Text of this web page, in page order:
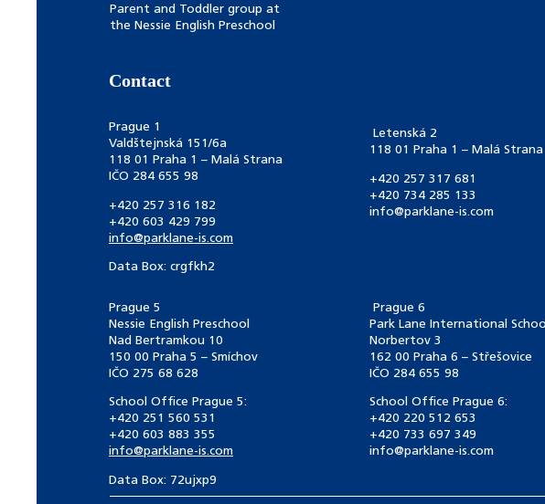
Parent and Toddler group at
the Nessie English Preschool
Contact
Prague 1
Valdštejnská 151/6a
118 01 Praha 1 – Malá Strana
IČO 284 655 98
+420 257 316 182
+420 603 429 799
info@parklane-is.com
Data Box: crgfkh2
Letenská 2
118 01 Praha 1 – Malá Strana
+420 257 317 681
+420 734 285 133
info@parklane-is.com
Prague 5
Nessie English Preschool
Nad Bertramkou 10
150 00 Praha 5 – Smíchov
IČO 275 68 628
School Office Prague 5:
+420 251 560 531
+420 603 883 355
info@parklane-is.com
Data Box: 72ujxp9
Prague 6
Park Lane International School
Norbertov 3
162 00 Praha 6 – Střešovice
IČO 284 655 98
School Office Prague 6:
+420 220 512 653
+420 733 697 349
info@parklane-is.com